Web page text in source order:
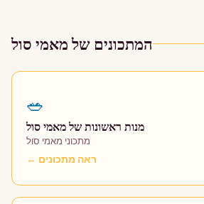
המתכונים של מאמי סול
🥗
מנות ראשונות של מאמי סול
מתכוני מאמי סול
← ראה מתכונים